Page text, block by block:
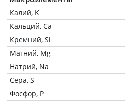
Калий, K
Кальций, Ca
Кремний, Si
Магний, Mg
Натрий, Na
Сера, S
Фосфор, P